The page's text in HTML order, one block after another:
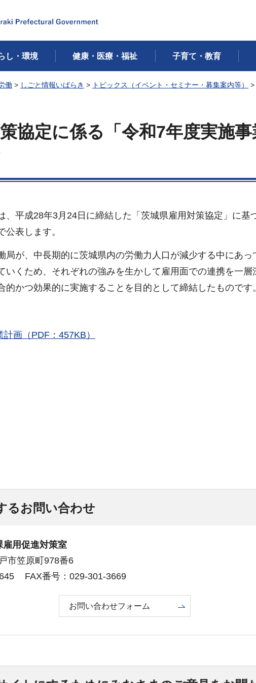
し・環境 健康・医療・福祉 子育て・教育
働 > しごと情報いばらき > トピックス（イベント・セミナー・募集案内等） >
協定に係る「令和7年度実施
平成28年3月24日に締結した「茨城県雇用対策協定」に基
表します。
が、中長期的に茨城県内の労働力人口が減少する中にあっ
いくため、それぞれの強みを生かして雇用面での連携を一
的かつ効果的に実施することを目的として締結したものです。
画（PDF：457KB）
るお問い合わせ
雇用促進対策室
市笠原町978番6
FAX番号：029-301-3669
お問い合わせフォーム